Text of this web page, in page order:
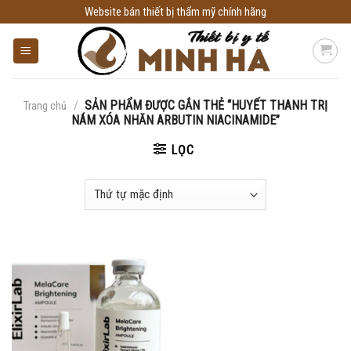
to
content
Website bán thiết bị thẩm mỹ chính hãng
Trang chủ / SẢN PHẨM ĐƯỢC GẮN THẺ “HUYẾT THANH TRỊ
NÁM XÓA NHĂN ARBUTIN NIACINAMIDE”
LỌC